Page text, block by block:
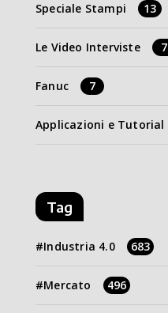
Speciale Stampi 13
Le Video Interviste 7
Fanuc 7
Applicazioni e Tutorial
Tag
Industria 4.0 683
Mercato 496